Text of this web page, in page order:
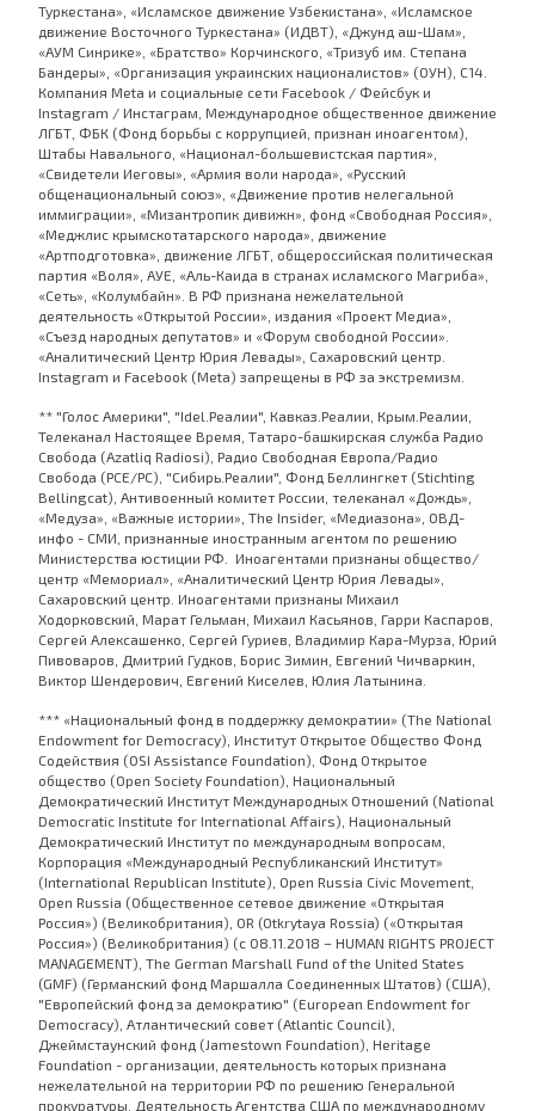
Туркестана», «Исламское движение Узбекистана», «Исламское
движение Восточного Туркестана» (ИДВТ), «Джунд аш-Шам»,
«АУМ Синрике», «Братство» Корчинского, «Тризуб им. Степана
Бандеры», «Организация украинских националистов» (ОУН), С14.
Компания Meta и социальные сети Facebook / Фейсбук и
Instagram / Инстаграм, Международное общественное движение
ЛГБТ, ФБК (Фонд борьбы с коррупцией, признан иноагентом),
Штабы Навального, «Национал-большевистская партия»,
«Свидетели Иеговы», «Армия воли народа», «Русский
общенациональный союз», «Движение против нелегальной
иммиграции», «Мизантропик дивижн», фонд «Свободная Россия»,
«Меджлис крымскотатарского народа», движение
«Артподготовка», движение ЛГБТ, общероссийская политическая
партия «Воля», АУЕ, «Аль-Каида в странах исламского Магриба»,
«Сеть», «Колумбайн». В РФ признана нежелательной
деятельность «Открытой России», издания «Проект Медиа»,
«Съезд народных депутатов» и «Форум свободной России».
«Аналитический Центр Юрия Левады», Сахаровский центр.
Instagram и Facebook (Metа) запрещены в РФ за экстремизм.
** "Голос Америки", "Idel.Реалии", Кавказ.Реалии, Крым.Реалии,
Телеканал Настоящее Время, Татаро-башкирская служба Радио
Свобода (Azatliq Radiosi), Радио Свободная Европа/Радио
Свобода (PCE/PC), "Сибирь.Реалии", Фонд Беллингкет (Stichting
Bellingcat), Антивоенный комитет России, телеканал «Дождь»,
«Медуза», «Важные истории», The Insider, «Медиазона», ОВД-
инфо - СМИ, признанные иностранным агентом по решению
Министерства юстиции РФ. Иноагентами признаны общество/
центр «Мемориал», «Аналитический Центр Юрия Левады»,
Сахаровский центр. Иноагентами признаны Михаил
Ходорковский, Марат Гельман, Михаил Касьянов, Гарри Каспаров,
Сергей Алексашенко, Сергей Гуриев, Владимир Кара-Мурза, Юрий
Пивоваров, Дмитрий Гудков, Борис Зимин, Евгений Чичваркин,
Виктор Шендерович, Евгений Киселев, Юлия Латынина.
*** «Национальный фонд в поддержку демократии» (The National
Endowment for Democracy), Институт Открытое Общество Фонд
Содействия (OSI Assistance Foundation), Фонд Открытое
общество (Open Society Foundation), Национальный
Демократический Институт Международных Отношений (National
Democratic Institute for International Affairs), Национальный
Демократический Институт по международным вопросам,
Корпорация «Международный Республиканский Институт»
(International Republican Institute), Open Russia Civic Movement,
Open Russia (Общественное сетевое движение «Открытая
Россия») (Великобритания), OR (Otkrytaya Rossia) («Открытая
Россия») (Великобритания) (с 08.11.2018 – HUMAN RIGHTS PROJECT
MANAGEMENT), The German Marshall Fund of the United States
(GMF) (Германский фонд Маршалла Соединенных Штатов) (США),
"Европейский фонд за демократию" (European Endowment for
Democracy), Атлантический совет (Atlantic Council),
Джеймстаунский фонд (Jamestown Foundation), Heritage
Foundation - организации, деятельность которых признана
нежелательной на территории РФ по решению Генеральной
прокуратуры. Деятельность Агентства США по международному